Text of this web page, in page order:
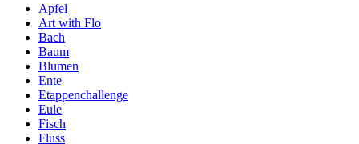
Apfel
Art with Flo
Bach
Baum
Blumen
Ente
Etappenchallenge
Eule
Fisch
Fluss